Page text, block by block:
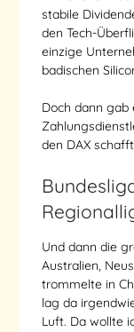
stabile
den Tech-
einzige
badischen
Doch dann gab
den DAX
Und dann die
Australien,
trommelte in
lag da
Luft. Da wollte